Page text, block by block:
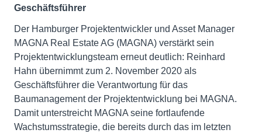
Geschäftsführer
Der Hamburger Projektentwickler und Asset Manager
MAGNA Real Estate AG (MAGNA) verstärkt sein
Projektentwicklungsteam erneut deutlich: Reinhard
Hahn übernimmt zum 2. November 2020 als
Geschäftsführer die Verantwortung für das
Baumanagement der Projektentwicklung bei MAGNA.
Damit unterstreicht MAGNA seine fortlaufende
Wachstumsstrategie, die bereits durch das im letzten